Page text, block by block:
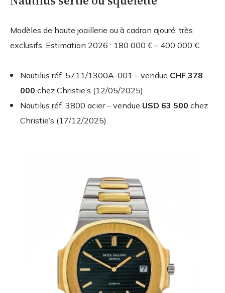
Modèles de haute joaillerie ou à cadran ajouré, très
exclusifs. Estimation 2026 : 180 000 € – 400 000 €.
Nautilus réf. 5711/1300A-001 – vendue CHF 378
000 chez Christie’s (12/05/2025).
Nautilus réf. 3800 acier – vendue USD 63 500 chez
Christie’s (17/12/2025).